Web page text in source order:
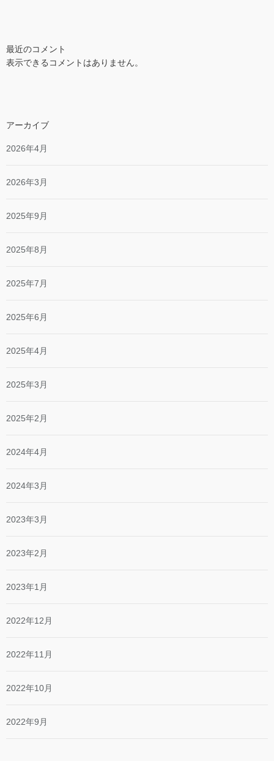
最近のコメント
表示できるコメントはありません。
アーカイブ
2026年4月
2026年3月
2025年9月
2025年8月
2025年7月
2025年6月
2025年4月
2025年3月
2025年2月
2024年4月
2024年3月
2023年3月
2023年2月
2023年1月
2022年12月
2022年11月
2022年10月
2022年9月